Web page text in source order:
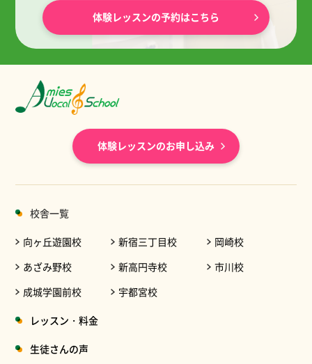
体験レッスンの予約はこちら
体験レッスンのお申し込み
校舎一覧
向ヶ丘遊園校
あざみ野校
成城学園前校
新宿三丁目校
新高円寺校
宇都宮校
岡崎校
市川校
レッスン・料金
生徒さんの声